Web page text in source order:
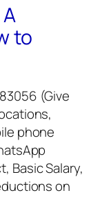
to
(Give
phone
Basic Salary,
on